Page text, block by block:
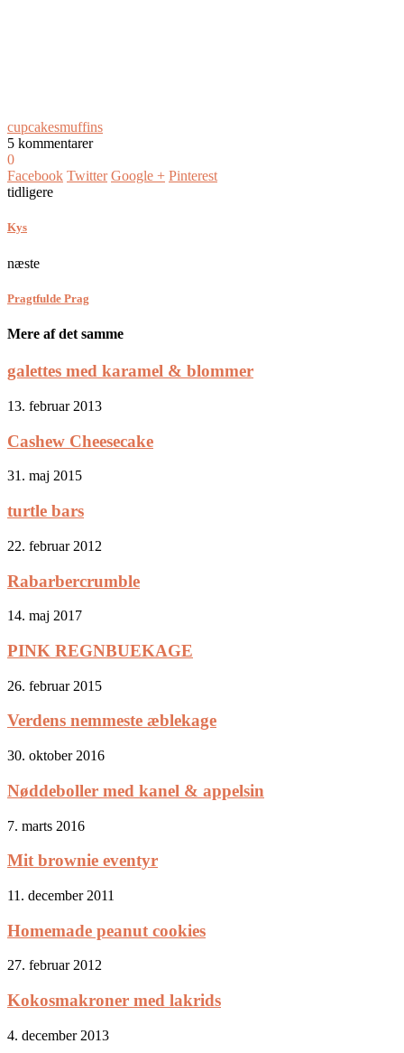
cupcakesmuffins
5 kommentarer
0
Facebook Twitter Google + Pinterest
tidligere
Kys
næste
Pragtfulde Prag
Mere af det samme
galettes med karamel & blommer
13. februar 2013
Cashew Cheesecake
31. maj 2015
turtle bars
22. februar 2012
Rabarbercrumble
14. maj 2017
PINK REGNBUEKAGE
26. februar 2015
Verdens nemmeste æblekage
30. oktober 2016
Nøddeboller med kanel & appelsin
7. marts 2016
Mit brownie eventyr
11. december 2011
Homemade peanut cookies
27. februar 2012
Kokosmakroner med lakrids
4. december 2013